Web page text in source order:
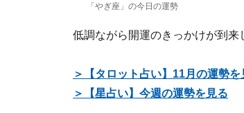
「やぎ座」の今日の運勢
低調ながら開運のきっかけが到来
＞【タロット占い】11月の運勢を
＞【星占い】今週の運勢を見る